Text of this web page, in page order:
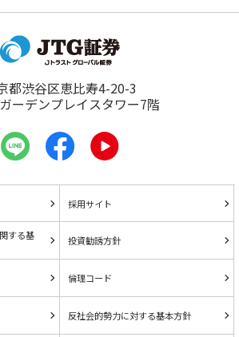
都渋谷区恵比寿4-20-3
ーデンプレイスタワー7階
採用サイト
する基
投資勧誘方針
倫理コード
反社会的勢力に対する基本方針